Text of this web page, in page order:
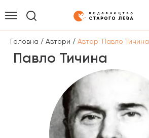
Головна / Автори / Автор: Павло Тичина
Павло Тичина